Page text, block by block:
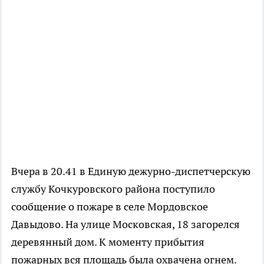
Вчера в 20.41 в Единую дежурно-диспетчерскую
службу Кочкуровского района поступило
сообщение о пожаре в селе Мордовское
Давыдово. На улице Московская, 18 загорелся
деревянный дом. К моменту прибытия
пожарных вся площадь была охвачена огнем.